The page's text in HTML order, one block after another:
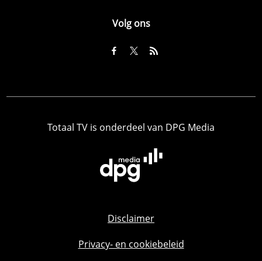
Volg ons
Totaal TV is onderdeel van DPG Media
Disclaimer
Privacy- en cookiebeleid